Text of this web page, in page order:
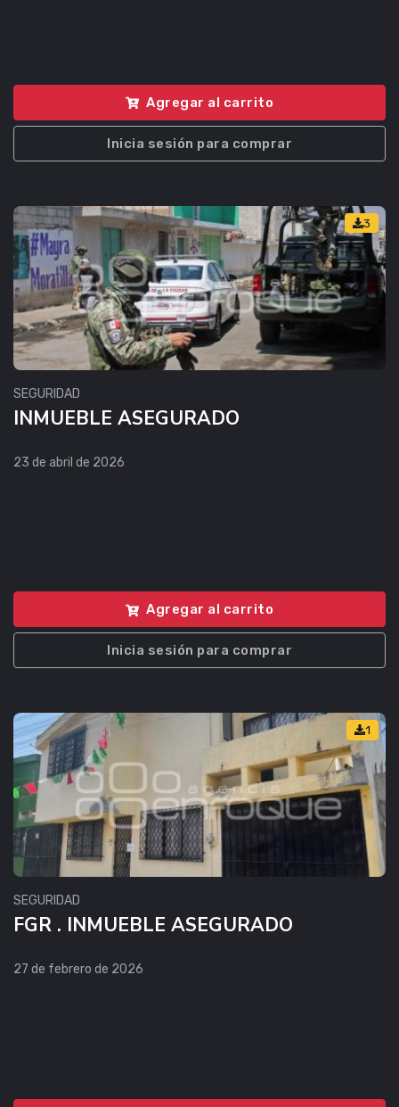
Agregar al carrito
Inicia sesión para comprar
3
SEGURIDAD
INMUEBLE ASEGURADO
23 de abril de 2026
Agregar al carrito
Inicia sesión para comprar
1
SEGURIDAD
FGR . INMUEBLE ASEGURADO
27 de febrero de 2026